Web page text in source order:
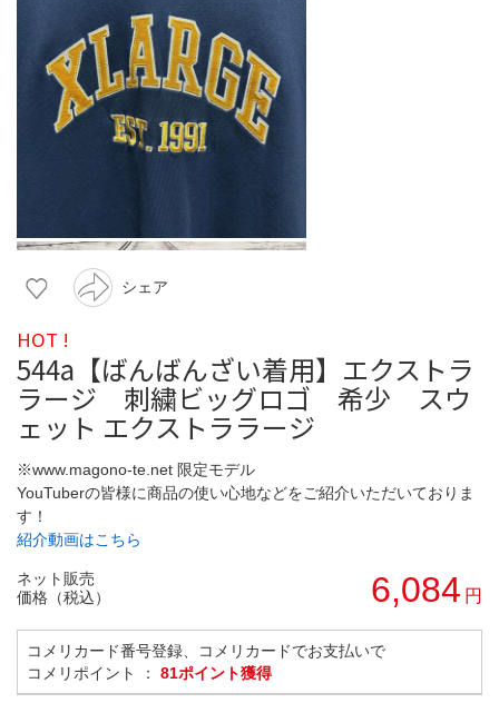
シェア
HOT !
544a【ばんばんざい着用】エクストラ
ラージ 刺繍ビッグロゴ 希少 スウ
ェット エクストララージ
※www.magono-te.net 限定モデル
YouTuberの皆様に商品の使い心地などをご紹介いただいておりま
す！
紹介動画はこちら
ネット販売
価格（税込）
6,084 円
コメリカード番号登録、コメリカードでお支払いで
コメリポイント ： 81ポイント獲得